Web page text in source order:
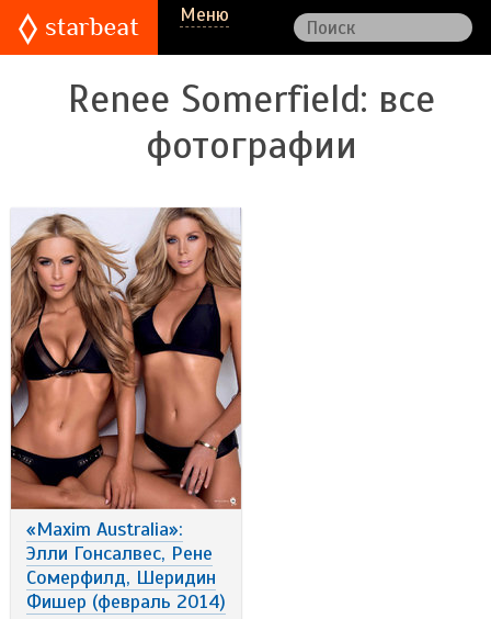
Меню
Renee Somerfield: все
фотографии
«Maxim Australia»:
Элли Гонсалвес, Рене
Сомерфилд, Шеридин
Фишер (февраль 2014)